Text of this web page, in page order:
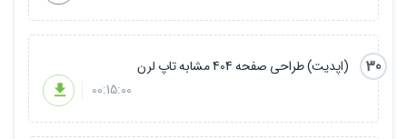
30
(اپدیت) طراحی صفحه 404 مشابه تاپ لرن
00:15:00